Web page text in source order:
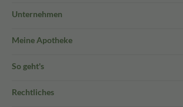
Unternehmen
Meine Apotheke
So geht's
Rechtliches